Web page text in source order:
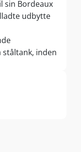
sin Bordeaux
udbytte
ståltank, inden